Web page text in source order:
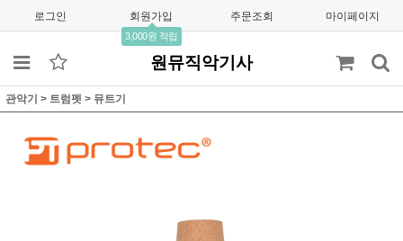
로그인 회원가입
3,000원 적립
주문조회 마이페이지
원뮤직악기사
관악기 > 트럼펫 > 뮤트기